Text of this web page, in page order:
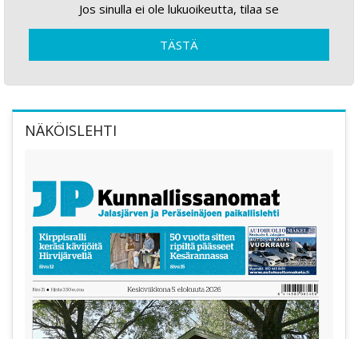
Jos sinulla ei ole lukuoikeutta, tilaa se
TÄSTÄ
NÄKÖISLEHTI